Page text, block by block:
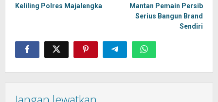
Keliling Polres Majalengka
Mantan Pemain Persib
Serius Bangun Brand
Sendiri